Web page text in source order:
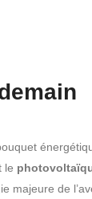
le
majeure de